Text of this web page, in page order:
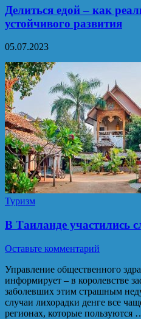
Делиться едой – как
устойчивого развития
05.07.2023
Туризм
В Таиланде участились
Оставьте комментарий
Управление общественного
информирует – в королевстве
заболевших этим страшным
случаи лихорадки денге все
регионах, которые пользуются